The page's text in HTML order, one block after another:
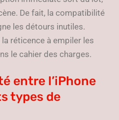
De fait, la compatibilité
les détours inutiles.
réticence à empiler les
le cahier des charges.
entre l’iPhone
types de